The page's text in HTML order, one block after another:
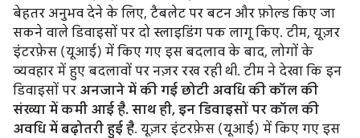
बेहतर अनुभव देने के लिए, टैबलेट पर बटन और फ़ोल्ड किए जा
सकने वाले डिवाइसों पर दो स्लाइडिंग पक लागू किए. टीम, यूज़र
इंटरफ़ेस (यूआई) में किए गए इस बदलाव के बाद, लोगों के
व्यवहार में हुए बदलावों पर नज़र रख रही थी. टीम ने देखा कि इन
डिवाइसों पर अनजाने में की गई छोटी अवधि की कॉल की
संख्या में कमी आई है. साथ ही, इन डिवाइसों पर कॉल की
अवधि में बढ़ोतरी हुई है. यूज़र इंटरफ़ेस (यूआई) में किए गए इस